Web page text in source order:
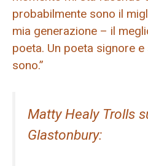
probabilmente sono il
mia generazione – il
poeta. Un poeta signore
sono.”
Matty Healy Trolls
Glastonbury: